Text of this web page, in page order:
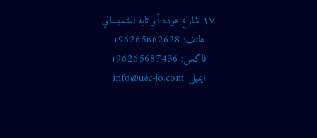
١٧ شارع عوده أبو تايه الشميساني
هاتف: 96265662628+
فاكس: 96265687436+
ايميل: info@uec-jo.com